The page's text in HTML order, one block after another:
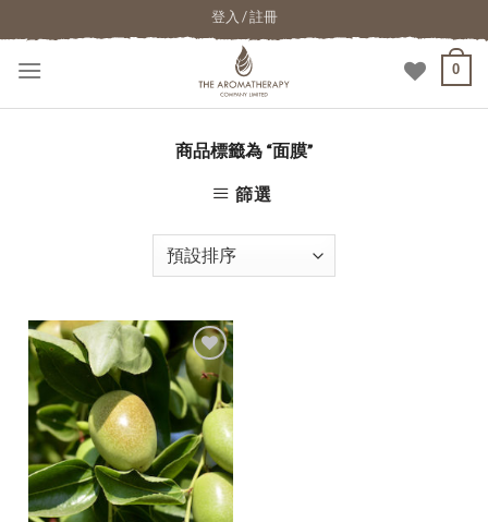
登入 / 註冊
0
商品標籤為 “面膜”
篩選
加入
願望
清單